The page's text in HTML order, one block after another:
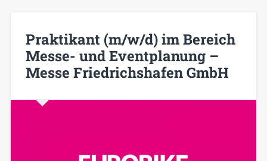
Praktikant (m/w/d) im Bereich
Messe- und Eventplanung –
Messe Friedrichshafen GmbH